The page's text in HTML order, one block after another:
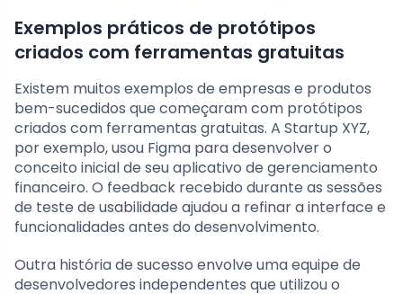
Exemplos práticos de protótipos
criados com ferramentas gratuitas
Existem muitos exemplos de empresas e produtos
bem-sucedidos que começaram com protótipos
criados com ferramentas gratuitas. A Startup XYZ,
por exemplo, usou Figma para desenvolver o
conceito inicial de seu aplicativo de gerenciamento
financeiro. O feedback recebido durante as sessões
de teste de usabilidade ajudou a refinar a interface e
funcionalidades antes do desenvolvimento.
Outra história de sucesso envolve uma equipe de
desenvolvedores independentes que utilizou o